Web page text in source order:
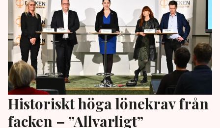
Historiskt höga lönekrav från
facken – ”Allvarligt”